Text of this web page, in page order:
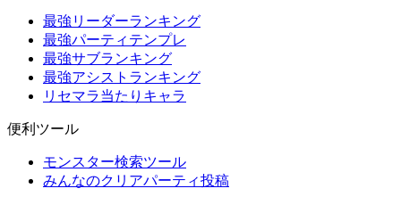
最強リーダーランキング
最強パーティテンプレ
最強サブランキング
最強アシストランキング
リセマラ当たりキャラ
便利ツール
モンスター検索ツール
みんなのクリアパーティ投稿